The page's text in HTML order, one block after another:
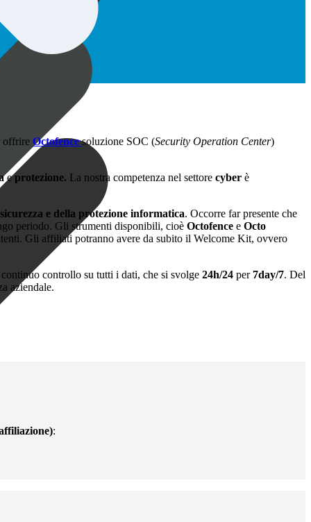
offrire Octofencesoluzione SOC (Security Operation Center)
eprotezione. La nostra competenza nel settore cyber è
e della protezione informatica. Occorre far presente che
periodo. Gli strumenti disponibili, cioè Octofence e Octo
Gli affiliati potranno avere da subito il Welcome Kit, ovvero
controllo su tutti i dati, che si svolge 24h/24 per7day/7. Del
aziendale.
: